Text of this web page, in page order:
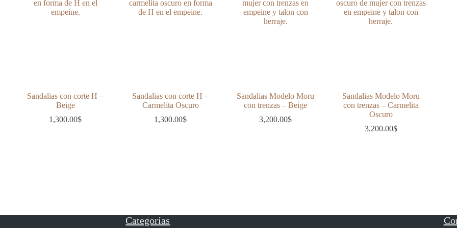
Sandalias con corte H –
Beige
1,300.00$
Sandalias con corte H –
Carmelita Oscuro
1,300.00$
Sandalias Modelo Moru
con trenzas – Beige
3,200.00$
Sandalias Modelo Moru
con trenzas – Carmelita
Oscuro
3,200.00$
Categorías